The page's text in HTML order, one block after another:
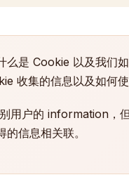
么是 Cookie 以及我们
收集的信息以及如何使
用户的 information，
信息相关联。